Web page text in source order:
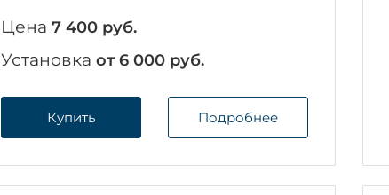
Цена 7 400 руб.
Установка от 6 000 руб.
Купить Подробнее